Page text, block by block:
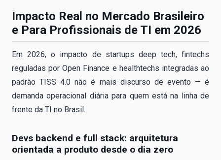
Impacto Real no Mercado Brasileiro
e Para Profissionais de TI em 2026
Em 2026, o impacto de startups deep tech, fintechs
reguladas por Open Finance e healthtechs integradas ao
padrão TISS 4.0 não é mais discurso de evento — é
demanda operacional diária para quem está na linha de
frente da TI no Brasil.
Devs backend e full stack: arquitetura
orientada a produto desde o dia zero